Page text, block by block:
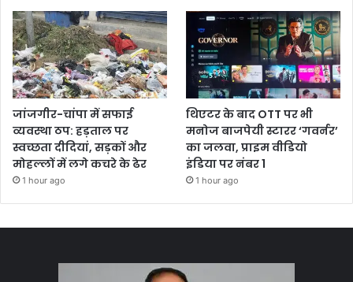
जांजगीर-चांपा में सफाई
व्यवस्था ठप: हड़ताल पर
स्वच्छता दीदियां, सड़कों और
मोहल्लों में लगे कचरे के ढेर
1 hour ago
थिएटर के बाद OTT पर भी
मनोज बाजपेयी स्टारर ‘गवर्नर’
का जलवा, प्राइम वीडियो
इंडिया पर नंबर 1
1 hour ago